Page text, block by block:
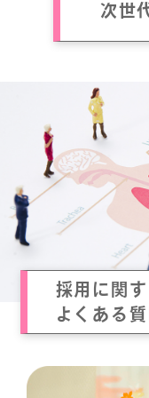
次世
採用に関す
よくある質